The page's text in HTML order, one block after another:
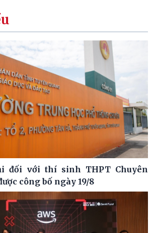
đối với thí sinh THPT Chuyên
công bố ngày 19/8